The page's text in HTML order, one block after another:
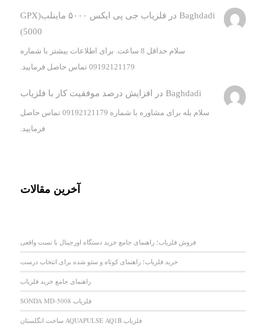
Baghdadi در
فلزیاب جی پی ایکس ۵۰۰۰ ماینلب(GPX
5000)
سلام حداقل 8 ساعت. برای اطلاعات بیشتر با شماره
09192121179 تماس حاصل فرمایید.
Baghdadi در افزایش درصد موفقیت کار با فلزیاب
سلام بله برای مشاوره با شماره 09192121179 تماس حاصل
فرمایید.
آخرین مقالات
فروش فلزیاب؛ راهنمای جامع خرید دستگاه اورجینال با تست واقعی
خرید فلزیاب؛ راهنمای کوتاه و سئو شده برای انتخاب درست
راهنمای جامع خرید فلزیاب
فلزیاب SONDA MD-5008
فلزیاب AQUAPULSE AQ1B ساخت انگلستان